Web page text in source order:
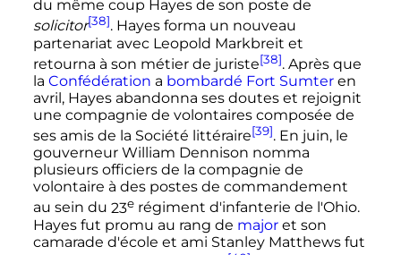
du même coup Hayes de son poste de
solicitor[38]. Hayes forma un nouveau
partenariat avec Leopold Markbreit et
retourna à son métier de juriste[38]. Après que
la Confédération a bombardé Fort Sumteren
avril, Hayes abandonna ses doutes et rejoignit
une compagnie de volontaires composée de
ses amis de la Société littéraire[39]. En juin, le
gouverneur William Dennison nomma
plusieurs officiers de la compagnie de
volontaire à des postes de commandement
au sein du 23e régiment d'infanterie de l'Ohio.
Hayes fut promu au rang de majoret son
camarade d'école et ami Stanley Matthews fut